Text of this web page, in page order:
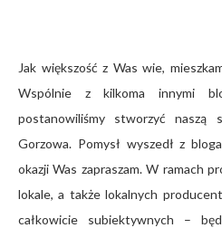
Jak większość z Was wie,
Wspólnie z kilkoma innymi
postanowiliśmy stworzyć naszą
Gorzowa. Pomysł wyszedł z bloga
okazji Was zapraszam. W ramach
lokale, a także lokalnych
całkowicie subiektywnych –